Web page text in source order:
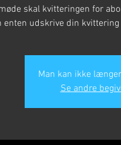
skal kvitteringen for
enten udskrive din
Man kan ikke
Se andre